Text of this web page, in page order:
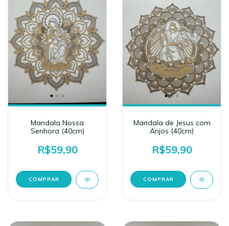
Mandala Nossa
Senhora (40cm)
R$59,90
Mandala de Jesus com
Anjos (40cm)
R$59,90